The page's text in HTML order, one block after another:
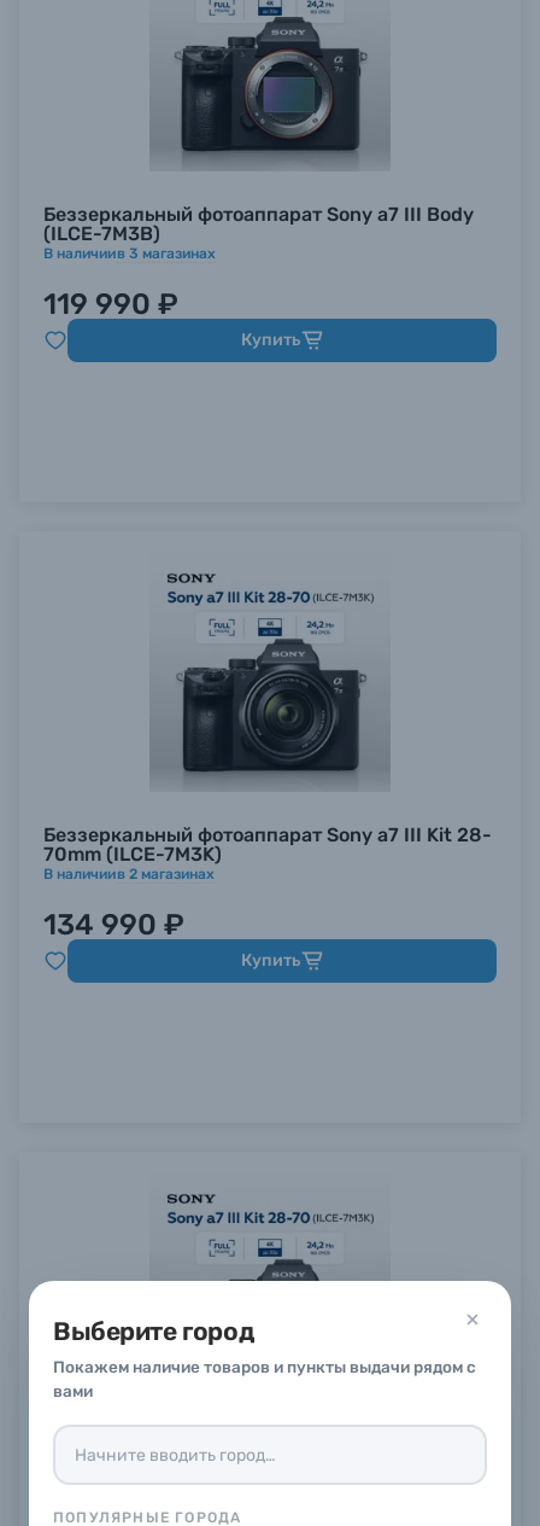
Выберите город
Покажем наличие товаров и пункты выдачи рядом с
вами
ПОПУЛЯРНЫЕ ГОРОДА
Беззеркальный фотоаппарат Sony a7 III Body
(ILCE-7M3B)
В наличиив 3 магазинах
119 990 ₽
Купить
Беззеркальный фотоаппарат Sony a7 III Kit 28-
70mm (ILCE-7M3K)
В наличиив 2 магазинах
134 990 ₽
Купить
Беззеркальный фотоаппарат Sony a7 III Kit 28-
70mm (ILCE-7M3K)
129 990 ₽ 12%